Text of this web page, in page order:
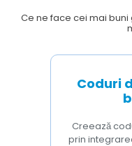
Ce ne face cei mai
Coduri
Creează
prin